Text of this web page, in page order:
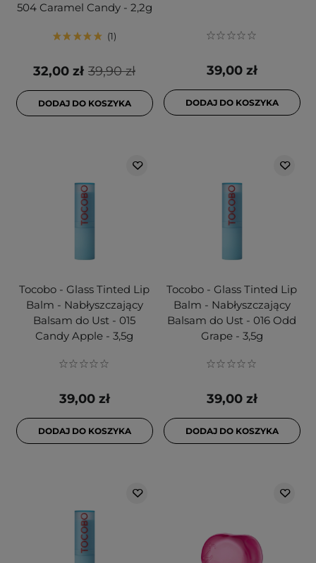
504 Caramel Candy - 2,2g
1
39,90 zł
32,00 zł
DODAJ DO KOSZYKA
39,00 zł
DODAJ DO KOSZYKA
Tocobo - Glass Tinted Lip
Balm - Nabłyszczający
Balsam do Ust - 015
Candy Apple - 3,5g
39,00 zł
DODAJ DO KOSZYKA
Tocobo - Glass Tinted Lip
Balm - Nabłyszczający
Balsam do Ust - 016 Odd
Grape - 3,5g
39,00 zł
DODAJ DO KOSZYKA